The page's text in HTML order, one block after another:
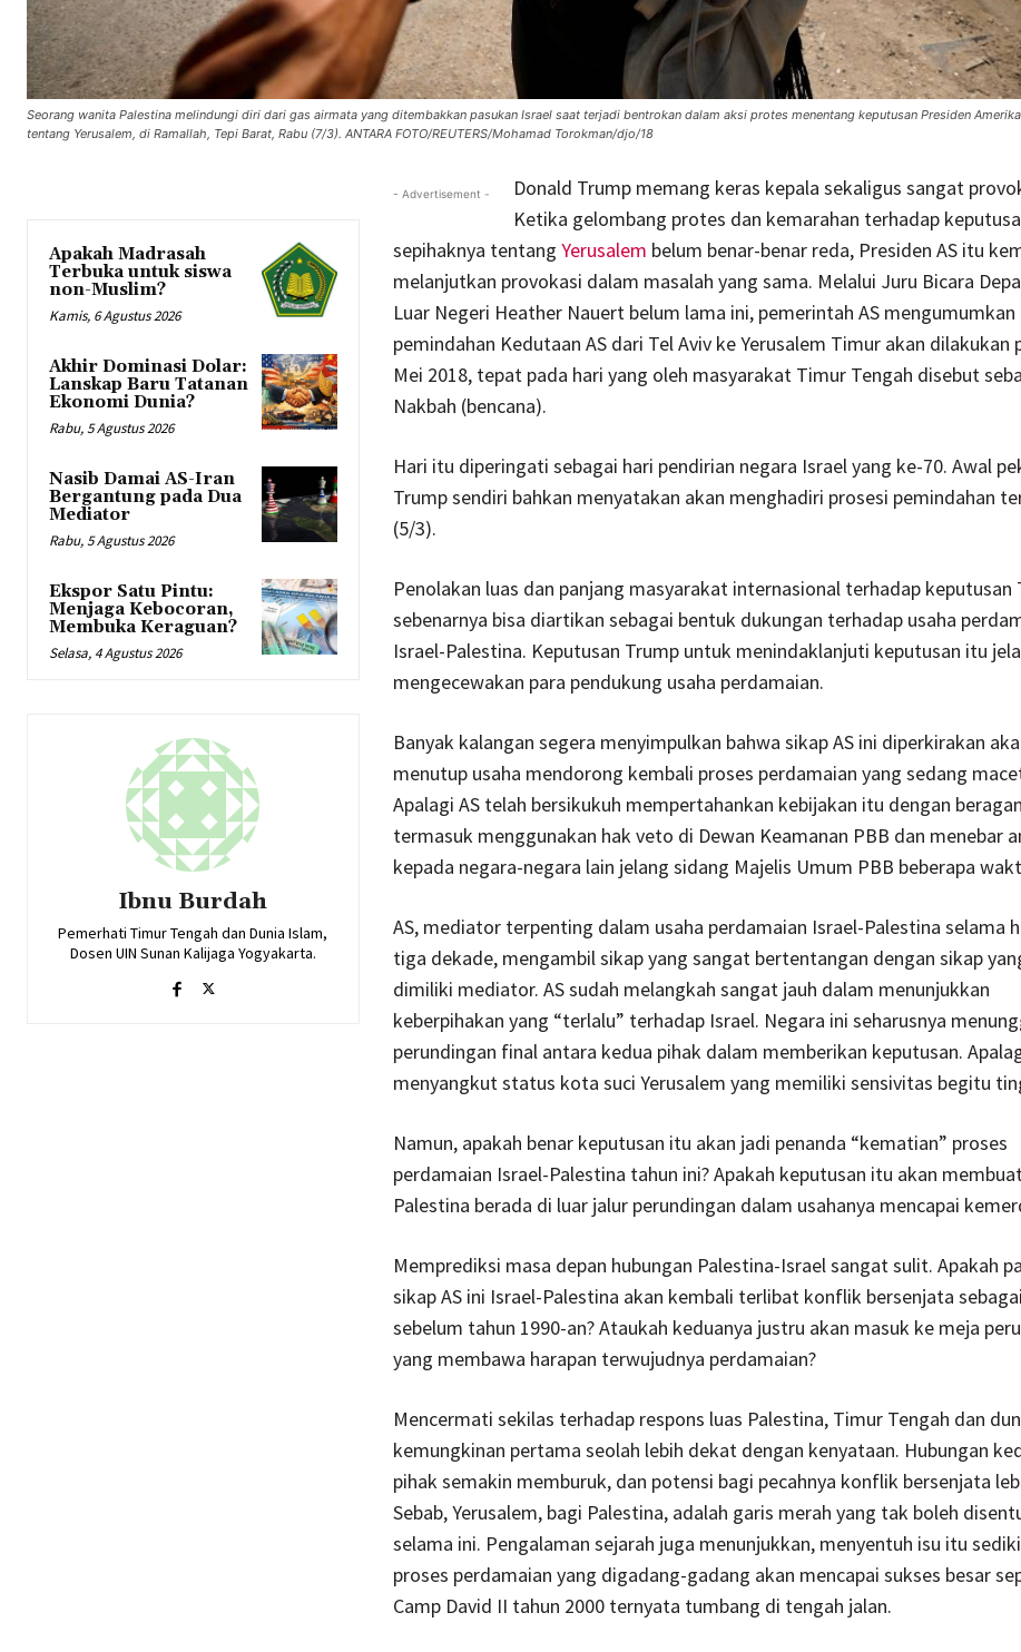
Seorang wanita Palestina melindungi diri dari gas airmata yang ditembakkan pasukan Israel saat terjadi bentrokan dalam aksi protes menentang keputusan Presiden
tentang Yerusalem, di Ramallah, Tepi Barat, Rabu (7/3). ANTARA FOTO/REUTERS/Mohamad Torokman/djo/18
Apakah Madrasah
Terbuka untuk siswa
non-Muslim?
Kamis, 6 Agustus 2026
Akhir Dominasi Dolar:
Lanskap Baru Tatanan
Ekonomi Dunia?
Rabu, 5 Agustus 2026
Nasib Damai AS-Iran
Bergantung pada Dua
Mediator
Rabu, 5 Agustus 2026
Ekspor Satu Pintu:
Menjaga Kebocoran,
Membuka Keraguan?
Selasa, 4 Agustus 2026
Ibnu Burdah
Pemerhati Timur Tengah dan Dunia Islam,
Dosen UIN Sunan Kalijaga Yogyakarta.
- Advertisement -
Donald Trump memang keras kepala sekaligus sangat
Ketika gelombang protes dan kemarahan terhadap
sepihaknya tentang Yerusalem belum benar-benar reda, Presiden AS itu
melanjutkan provokasi dalam masalah yang sama. Melalui Juru Bicara
Luar Negeri Heather Nauert belum lama ini, pemerintah AS mengumumkan
pemindahan Kedutaan AS dari Tel Aviv ke Yerusalem Timur akan dilakukan
Mei 2018, tepat pada hari yang oleh masyarakat Timur Tengah disebut
Nakbah (bencana).
Hari itu diperingati sebagai hari pendirian negara Israel yang ke-70. Awal
Trump sendiri bahkan menyatakan akan menghadiri prosesi pemindahan
(5/3).
Penolakan luas dan panjang masyarakat internasional terhadap keputusan
sebenarnya bisa diartikan sebagai bentuk dukungan terhadap usaha
Israel-Palestina. Keputusan Trump untuk menindaklanjuti keputusan itu
mengecewakan para pendukung usaha perdamaian.
Banyak kalangan segera menyimpulkan bahwa sikap AS ini diperkirakan
menutup usaha mendorong kembali proses perdamaian yang sedang
Apalagi AS telah bersikukuh mempertahankan kebijakan itu dengan
termasuk menggunakan hak veto di Dewan Keamanan PBB dan menebar
kepada negara-negara lain jelang sidang Majelis Umum PBB beberapa
AS, mediator terpenting dalam usaha perdamaian Israel-Palestina selama
tiga dekade, mengambil sikap yang sangat bertentangan dengan sikap
dimiliki mediator. AS sudah melangkah sangat jauh dalam menunjukkan
keberpihakan yang “terlalu” terhadap Israel. Negara ini seharusnya
perundingan final antara kedua pihak dalam memberikan keputusan.
menyangkut status kota suci Yerusalem yang memiliki sensivitas begitu
Namun, apakah benar keputusan itu akan jadi penanda “kematian” proses
perdamaian Israel-Palestina tahun ini? Apakah keputusan itu akan
Palestina berada di luar jalur perundingan dalam usahanya mencapai
Memprediksi masa depan hubungan Palestina-Israel sangat sulit. Apakah
sikap AS ini Israel-Palestina akan kembali terlibat konflik bersenjata
sebelum tahun 1990-an? Ataukah keduanya justru akan masuk ke meja
yang membawa harapan terwujudnya perdamaian?
Mencermati sekilas terhadap respons luas Palestina, Timur Tengah dan
kemungkinan pertama seolah lebih dekat dengan kenyataan. Hubungan
pihak semakin memburuk, dan potensi bagi pecahnya konflik bersenjata
Sebab, Yerusalem, bagi Palestina, adalah garis merah yang tak boleh
selama ini. Pengalaman sejarah juga menunjukkan, menyentuh isu itu
proses perdamaian yang digadang-gadang akan mencapai sukses besar
Camp David II tahun 2000 ternyata tumbang di tengah jalan.